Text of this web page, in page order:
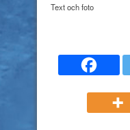
Text och foto